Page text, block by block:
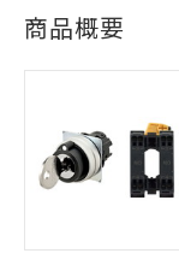
商品概要